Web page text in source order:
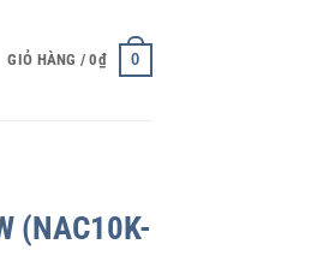
GIỎ HÀNG /0₫ 0
(NAC10K-